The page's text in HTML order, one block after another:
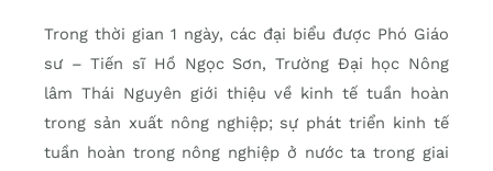
Trong thời gian 1 ngày, các đại biểu được Phó Giáo
sư – Tiến sĩ Hồ Ngọc Sơn, Trường Đại học Nông
lâm Thái Nguyên giới thiệu về kinh tế tuần hoàn
trong sản xuất nông nghiệp; sự phát triển kinh tế
tuần hoàn trong nông nghiệp ở nước ta trong giai